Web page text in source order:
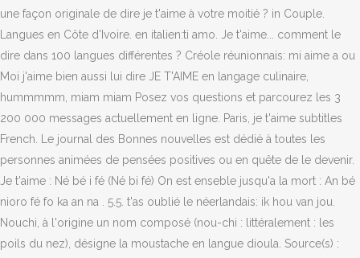
une façon originale de dire je t'aime à votre moitié ? in Couple.
Langues en Côte d'Ivoire. en italien:ti amo. Je t'aime... comment le
dire dans 100 langues différentes ? Créole réunionnais: mi aime a ou
Moi j'aime bien aussi lui dire JE T'AIME en langage culinaire,
hummmmm, miam miam Posez vos questions et parcourez les 3
200 000 messages actuellement en ligne. Paris, je t'aime subtitles
French. Le journal des Bonnes nouvelles est dédié à toutes les
personnes animées de pensées positives ou en quête de le devenir.
Je t'aime : Né bé i fé (Né bi fé) On est enseble jusqu'a la mort : An bé
nioro fé fo ka an na . 5.5. t'as oublié le néerlandais: ik hou van jou.
Nouchi, à l'origine un nom composé (nou-chi : littéralement : les
poils du nez), désigne la moustache en langue dioula. Source(s) :